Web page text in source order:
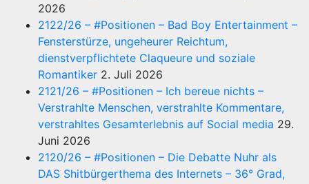
2026
2122/26 – #Positionen – Bad Boy Entertainment –
Fensterstürze, ungeheurer Reichtum,
dienstverpflichtete Claqueure und soziale
Romantiker 2. Juli 2026
2121/26 – #Positionen – Ich bereue nichts –
Verstrahlte Menschen, verstrahlte Kommentare,
verstrahltes Gesamterlebnis auf Social media 29.
Juni 2026
2120/26 – #Positionen – Die Debatte Nuhr als
DAS Shitbürgerthema des Internets – 36° Grad,